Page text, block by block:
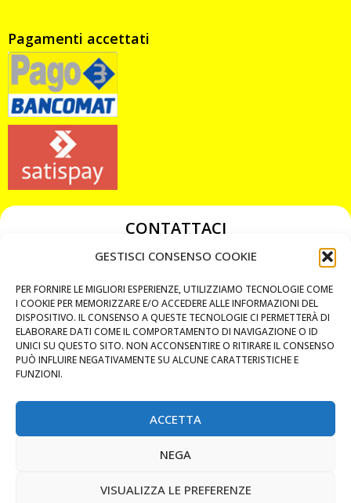
GESTISCI CONSENSO COOKIE
PER FORNIRE LE MIGLIORI ESPERIENZE, UTILIZZIAMO TECNOLOGIE COME
I COOKIE PER MEMORIZZARE E/O ACCEDERE ALLE INFORMAZIONI DEL
DISPOSITIVO. IL CONSENSO A QUESTE TECNOLOGIE CI PERMETTERÀ DI
ELABORARE DATI COME IL COMPORTAMENTO DI NAVIGAZIONE O ID
UNICI SU QUESTO SITO. NON ACCONSENTIRE O RITIRARE IL CONSENSO
PUÒ INFLUIRE NEGATIVAMENTE SU ALCUNE CARATTERISTICHE E
FUNZIONI.
ACCETTA
NEGA
VISUALIZZA LE PREFERENZE
Pagamenti accettati
CONTATTACI
349 3863811
chiavicodificate@gmail.com
Privacy Policy
Cookie Policy
MAPS
CHIAMA ORA